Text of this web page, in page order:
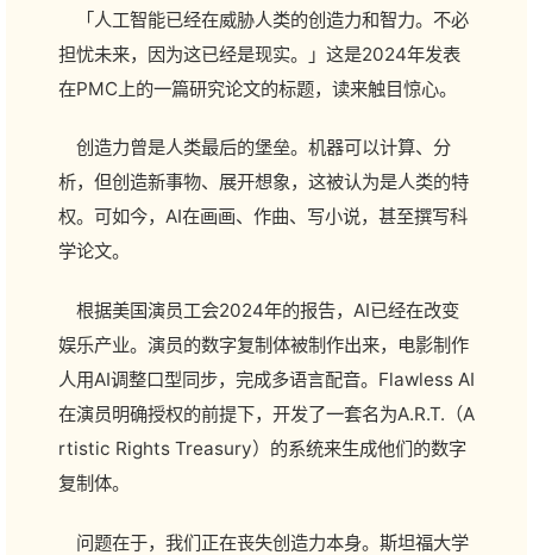
「人工智能已经在威胁人类的创造力和智力。不必
担忧未来，因为这已经是现实。」这是2024年发表
在PMC上的一篇研究论文的标题，读来触目惊心。
创造力曾是人类最后的堡垒。机器可以计算、分
析，但创造新事物、展开想象，这被认为是人类的特
权。可如今，AI在画画、作曲、写小说，甚至撰写科
学论文。
根据美国演员工会2024年的报告，AI已经在改变
娱乐产业。演员的数字复制体被制作出来，电影制作
人用AI调整口型同步，完成多语言配音。Flawless AI
在演员明确授权的前提下，开发了一套名为A.R.T.（A
rtistic Rights Treasury）的系统来生成他们的数字
复制体。
问题在于，我们正在丧失创造力本身。斯坦福大学